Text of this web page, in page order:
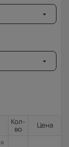
Кол-
во
Цена